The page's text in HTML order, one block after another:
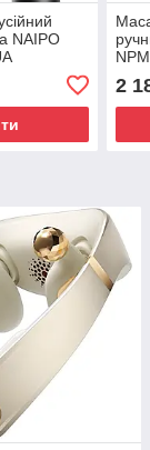
NAIPO
2